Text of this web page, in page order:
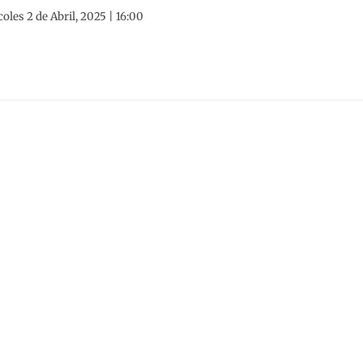
2 de Abril, 2025 | 16:00